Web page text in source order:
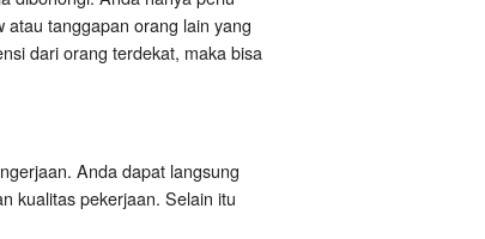
tanggapan orang lain yang
dari orang terdekat, maka bisa
Anda dapat langsung
kualitas pekerjaan. Selain itu